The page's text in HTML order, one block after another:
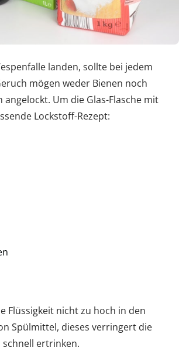
landen, sollte bei jedem
mögen weder Bienen noch
Um die Glas-Flasche mit
Lockstoff-Rezept:
Flüssigkeit nicht zu hoch in den
Spülmittel, dieses verringert die
ertrinken.